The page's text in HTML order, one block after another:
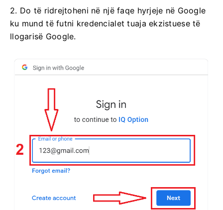
2. Do të ridrejtoheni në një faqe hyrjeje në Google
ku mund të futni kredencialet tuaja ekzistuese të
llogarisë Google.